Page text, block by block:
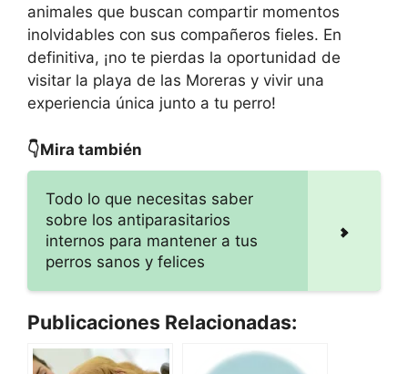
animales que buscan compartir momentos
inolvidables con sus compañeros fieles. En
definitiva, ¡no te pierdas la oportunidad de
visitar la playa de las Moreras y vivir una
experiencia única junto a tu perro!
👇Mira también
Todo lo que necesitas saber
sobre los antiparasitarios
internos para mantener a tus
perros sanos y felices
Publicaciones Relacionadas: